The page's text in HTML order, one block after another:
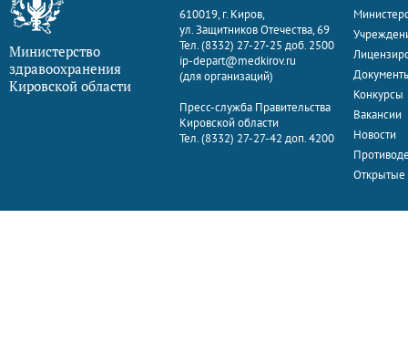
Министерство
здравоохранения
Кировской области
610019, г. Киров,
ул. Защитников Отечества, 69
Тел. (8332) 27-27-25 доб. 2500
ip-depart@medkirov.ru
(для организаций)
Пресс-служба Правительства
Кировской области
Тел. (8332) 27-27-42 доп. 4200
Конкурсы
Вакансии
Новости